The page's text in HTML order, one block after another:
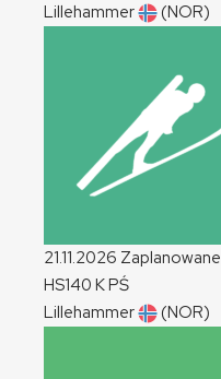
Lillehammer
(NOR)
21.11.2026 Zaplanowane
HS140 KPŚ
Lillehammer
(NOR)